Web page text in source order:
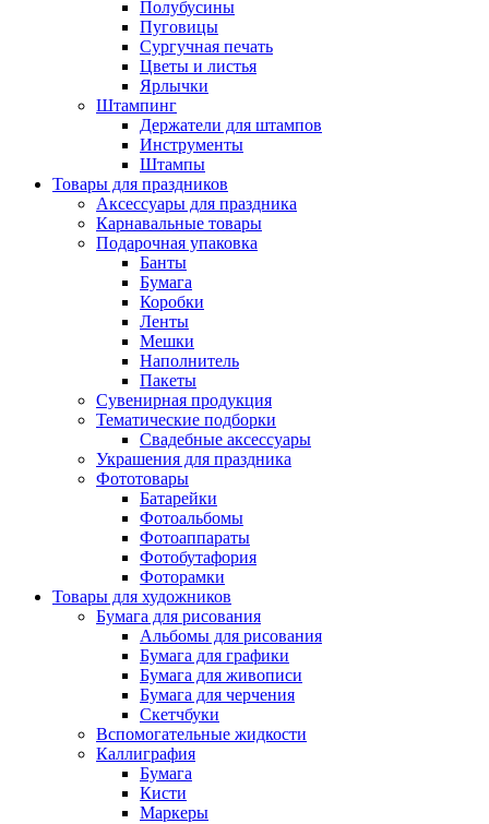
Полубусины
Пуговицы
Сургучная печать
Цветы и листья
Ярлычки
Штампинг
Держатели для штампов
Инструменты
Штампы
Товары для праздников
Аксессуары для праздника
Карнавальные товары
Подарочная упаковка
Банты
Бумага
Коробки
Ленты
Мешки
Наполнитель
Пакеты
Сувенирная продукция
Тематические подборки
Свадебные аксессуары
Украшения для праздника
Фототовары
Батарейки
Фотоальбомы
Фотоаппараты
Фотобутафория
Фоторамки
Товары для художников
Бумага для рисования
Альбомы для рисования
Бумага для графики
Бумага для живописи
Бумага для черчения
Скетчбуки
Вспомогательные жидкости
Каллиграфия
Бумага
Кисти
Маркеры